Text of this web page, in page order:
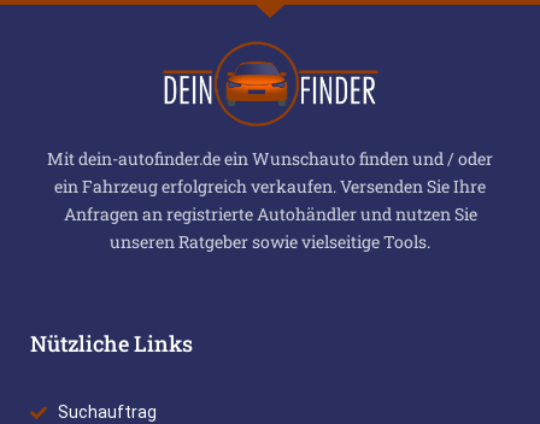
Mit dein-autofinder.de ein Wunschauto finden und / oder
ein Fahrzeug erfolgreich verkaufen. Versenden Sie Ihre
Anfragen an registrierte Autohändler und nutzen Sie
unseren Ratgeber sowie vielseitige Tools.
Nützliche Links
Suchauftrag